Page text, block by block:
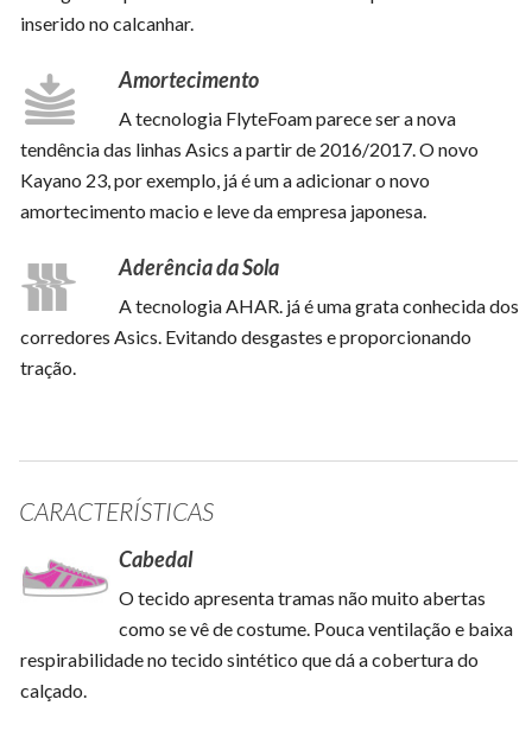
inserido no calcanhar.
Amortecimento
A tecnologia FlyteFoam parece ser a nova
tendência das linhas Asics a partir de 2016/2017. O novo
Kayano 23, por exemplo, já é um a adicionar o novo
amortecimento macio e leve da empresa japonesa.
Aderência da Sola
A tecnologia AHAR. já é uma grata conhecida dos
corredores Asics. Evitando desgastes e proporcionando
tração.
CARACTERÍSTICAS
Cabedal
O tecido apresenta tramas não muito abertas
como se vê de costume. Pouca ventilação e baixa
respirabilidade no tecido sintético que dá a cobertura do
calçado.